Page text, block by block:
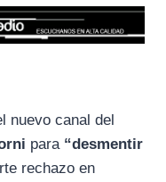
nuevo canal del
para “desmentir
rechazo en